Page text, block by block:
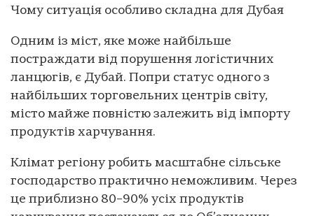
Чому ситуація особливо складна для Дубая
Одним із міст, яке може найбільше
постраждати від порушення логістичних
ланцюгів, є Дубай. Попри статус одного з
найбільших торговельних центрів світу,
місто майже повністю залежить від імпорту
продуктів харчування.
Клімат регіону робить масштабне сільське
господарство практично неможливим. Через
це приблизно 80–90% усіх продуктів